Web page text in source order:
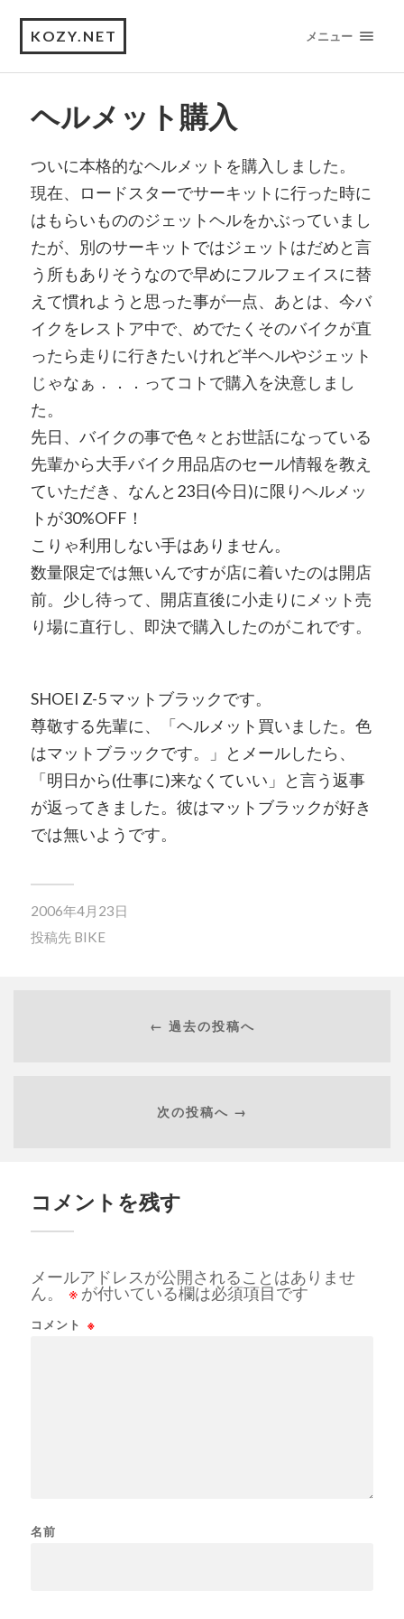
KOZY.NET メニュー
ヘルメット購入
ついに本格的なヘルメットを購入しました。
現在、ロードスターでサーキットに行った時に
はもらいもののジェットヘルをかぶっていまし
たが、別のサーキットではジェットはだめと言
う所もありそうなので早めにフルフェイスに替
えて慣れようと思った事が一点、あとは、今バ
イクをレストア中で、めでたくそのバイクが直
ったら走りに行きたいけれど半ヘルやジェット
じゃなぁ．．．ってコトで購入を決意しまし
た。
先日、バイクの事で色々とお世話になっている
先輩から大手バイク用品店のセール情報を教え
ていただき、なんと23日(今日)に限りヘルメッ
トが30%OFF！
こりゃ利用しない手はありません。
数量限定では無いんですが店に着いたのは開店
前。少し待って、開店直後に小走りにメット売
り場に直行し、即決で購入したのがこれです。
SHOEI Z-5 マットブラックです。
尊敬する先輩に、「ヘルメット買いました。色
はマットブラックです。」とメールしたら、
「明日から(仕事に)来なくていい」と言う返事
が返ってきました。彼はマットブラックが好き
では無いようです。
2006年4月23日
投稿先 BIKE
← 過去の投稿へ
次の投稿へ →
コメントを残す
メールアドレスが公開されることはありませ
ん。
※ が付いている欄は必須項目です
コメント ※
名前